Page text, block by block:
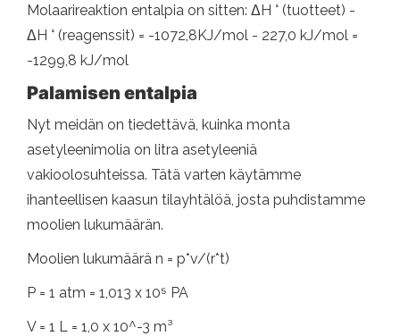
Molaarireaktion entalpia on sitten: ΔH ° (tuotteet) -
ΔH ° (reagenssit) = -1072,8KJ/mol - 227,0 kJ/mol =
-1299,8 kJ/mol
Palamisen entalpia
Nyt meidän on tiedettävä, kuinka monta
asetyleenimolia on litra asetyleeniä
vakioolosuhteissa. Tätä varten käytämme
ihanteellisen kaasun tilayhtälöä, josta puhdistamme
moolien lukumäärän.
Moolien lukumäärä n = p*v/(r*t)
P = 1 atm = 1,013 x 10⁵ PA
V = 1 L = 1,0 x 10^-3 m³